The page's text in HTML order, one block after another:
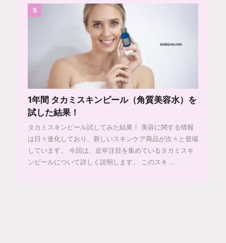
5
1年間 タカミスキンピール（角質美容水）を
試した結果！
タカミスキンピール試してみた結果！ 美容に関する情報
は日々進化しており、新しいスキンケア商品が次々と登場
しています。 今回は、近年注目を集めているタカミスキ
ンピールについて詳しく説明します。 このスキ ...